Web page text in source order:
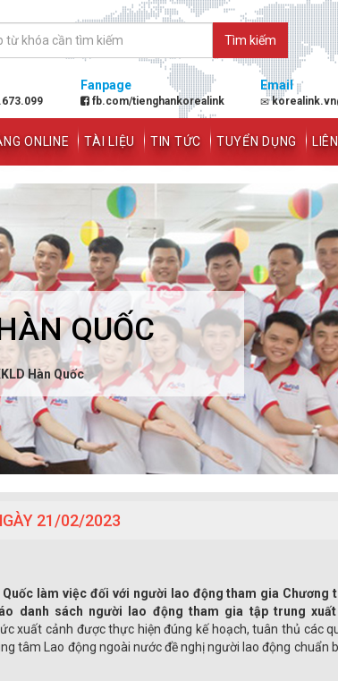
Fanpage
fb.com/tienghankorealink
Email
ONLINE TÀI LIỆU TIN TỨC TUYỂN DỤNG
QUỐC
Hàn Quốc
21/02/2023
làm việc đối với người lao động tham gia Chương
danh sách người lao động tham gia tập trung
xuất cảnh được thực hiện đúng kế hoạch, tuân thủ các
tâm Lao động ngoài nước đề nghị người lao động chuẩn